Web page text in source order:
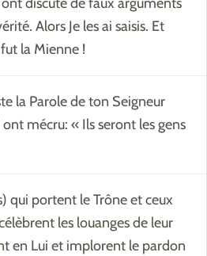
Alors Je les ai saisis. Et
la Mienne !
la Parole de ton Seigneur
mécru: « Ils seront les gens
qui portent le Trône et ceux
les louanges de leur
en Lui et implorent le pardon